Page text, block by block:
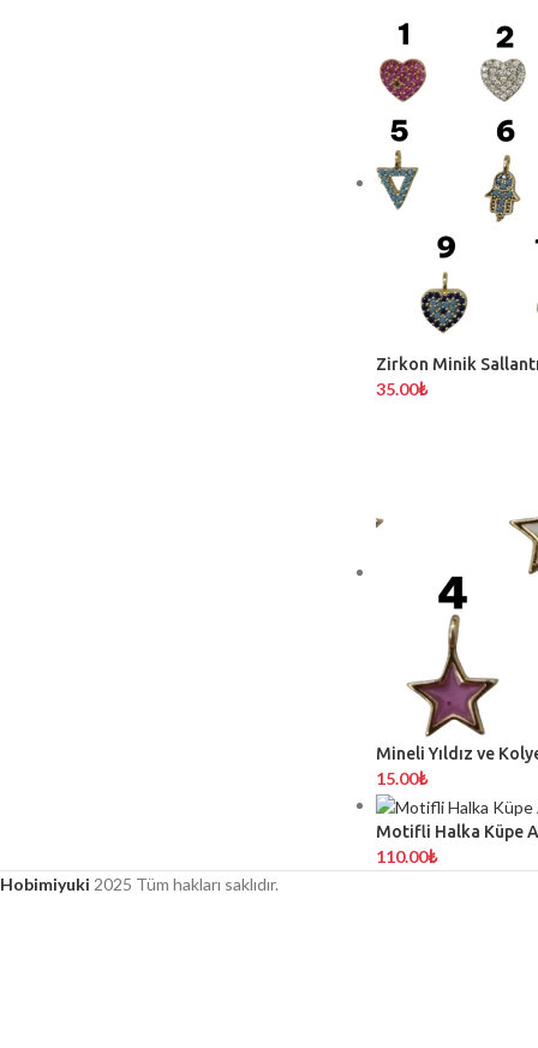
Zirkon Minik
35.00₺
Mineli Yıldız ve
15.00₺
Motifli Halka Küpe
110.00₺
Hobimiyuki 2025 Tüm hakları saklıdır.